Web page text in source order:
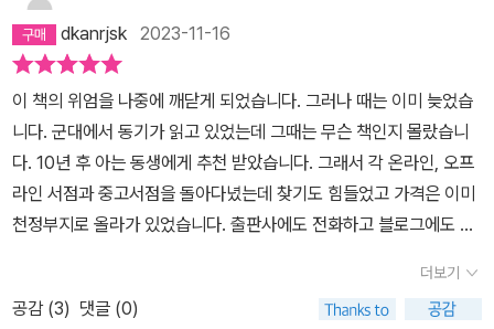
큰 교훈이라고 생각한다.
dkanrjsk 2023-11-16
이 책의 위엄을 나중에 깨닫게 되었습니다. 그러나 때는 이미 늦었습
니다. 군대에서 동기가 읽고 있었는데 그때는 무슨 책인지 몰랐습니
다. 10년 후 아는 동생에게 추천 받았습니다. 그래서 각 온라인, 오프
라인 서점과 중고서점을 돌아다녔는데 찾기도 힘들었고 가격은 이미
천정부지로 올라가 있었습니다. 출판사에도 전화하고 블로그에도 글
다는 소식을 듣고 디엠으로 여러 문의도 하고 예약주문으로 책을 구
매했습니다. 두꺼운 책인데 읽을수록 지난 삶에 대한 깨달음과 그때
더보기
공감 (3) 댓글 (0)